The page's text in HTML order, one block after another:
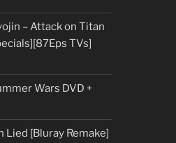
– Attack on Titan
TVs]
Wars DVD +
Lied [Bluray Remake]